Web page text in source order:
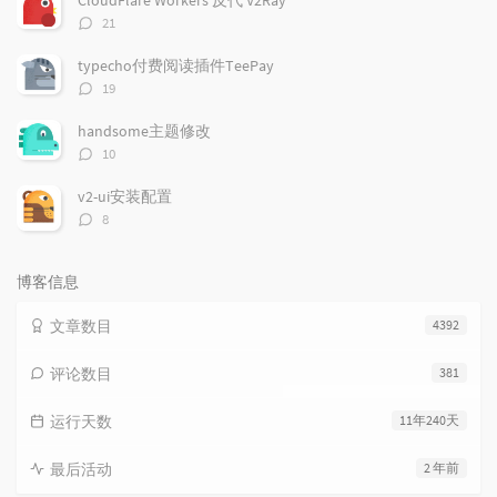
评
数：
21
typecho付费阅读插件TeePay
评
数：
19
handsome主题修改
评
数：
10
v2-ui安装配置
评
8
博客信息
4392
文章数目
381
评论数目
11年240天
运行天数
2 年前
最后活动